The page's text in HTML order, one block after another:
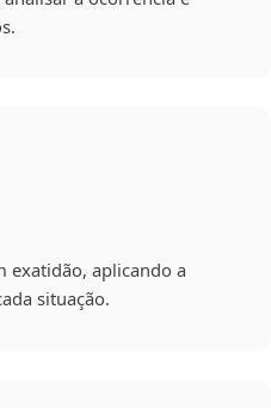
exatidão, aplicando a
situação.